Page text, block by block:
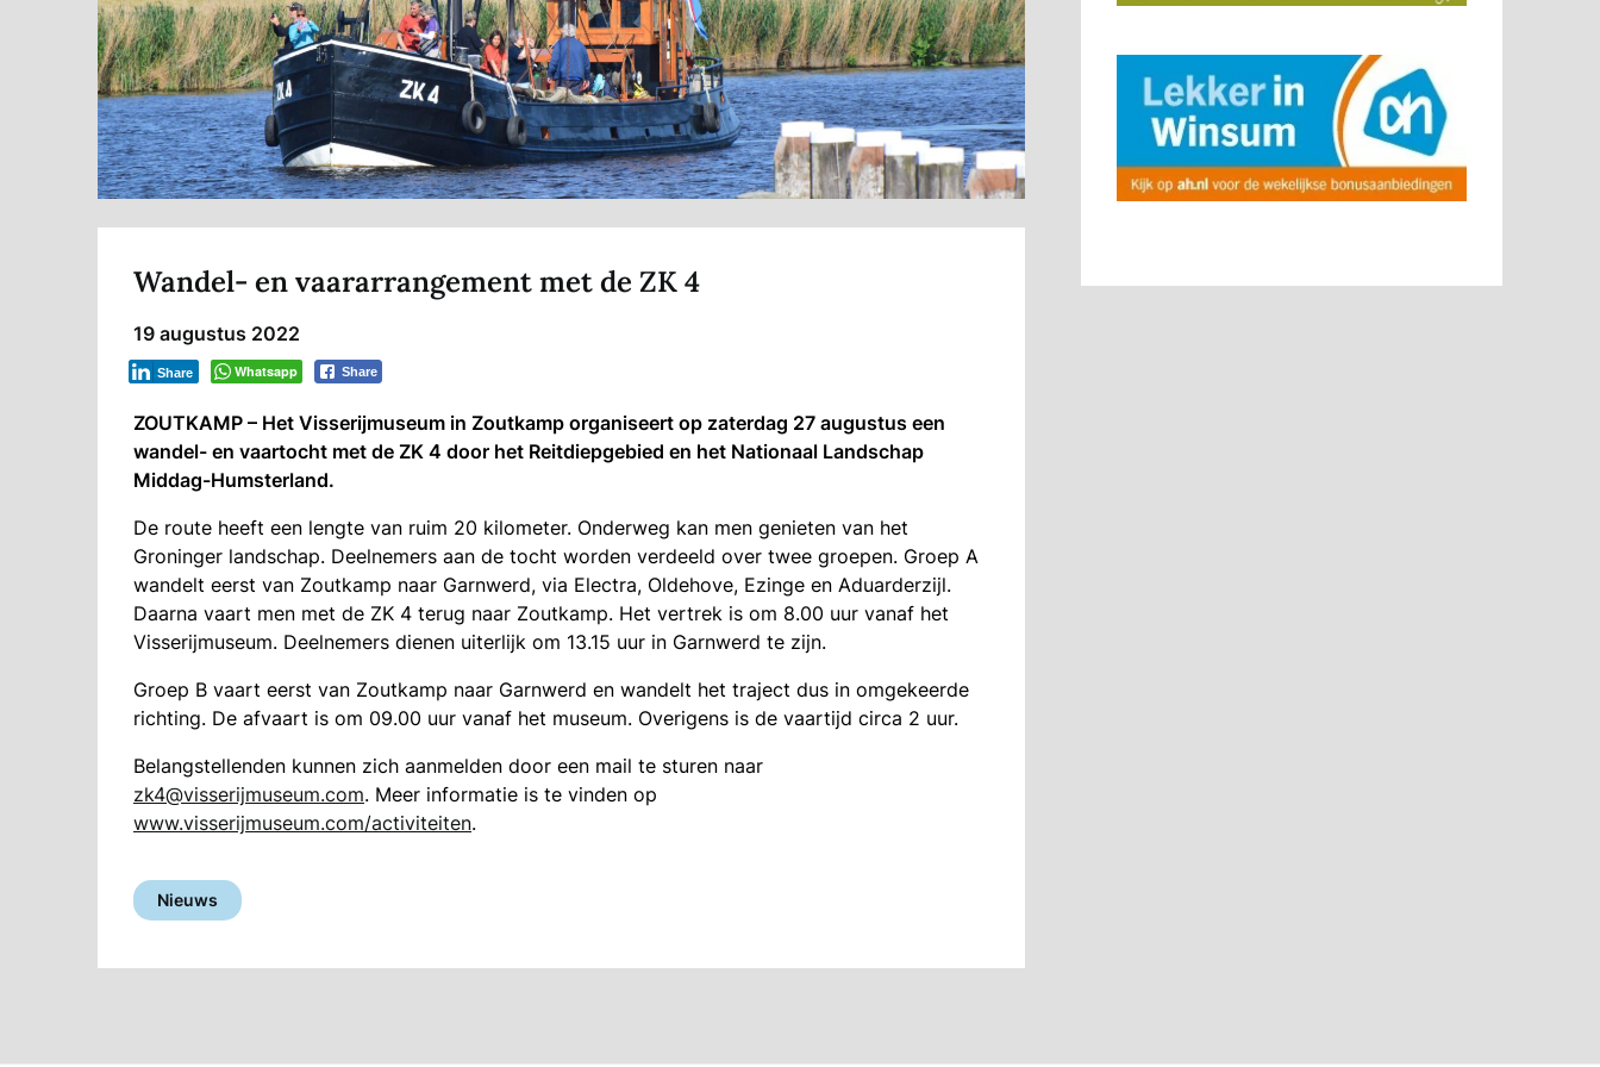
Wandel- en vaararrangement met de ZK 4
19 augustus 2022
Whatsapp Share
Share
ZOUTKAMP – Het Visserijmuseum in Zoutkamp organiseert op zaterdag 27 augustus een
wandel- en vaartocht met de ZK 4 door het Reitdiepgebied en het Nationaal Landschap
Middag-Humsterland.
De route heeft een lengte van ruim 20 kilometer. Onderweg kan men genieten van het
Groninger landschap. Deelnemers aan de tocht worden verdeeld over twee groepen. Groep A
wandelt eerst van Zoutkamp naar Garnwerd, via Electra, Oldehove, Ezinge en Aduarderzijl.
Daarna vaart men met de ZK 4 terug naar Zoutkamp. Het vertrek is om 8.00 uur vanaf het
Visserijmuseum. Deelnemers dienen uiterlijk om 13.15 uur in Garnwerd te zijn.
Groep B vaart eerst van Zoutkamp naar Garnwerd en wandelt het traject dus in omgekeerde
richting. De afvaart is om 09.00 uur vanaf het museum. Overigens is de vaartijd circa 2 uur.
Belangstellenden kunnen zich aanmelden door een mail te sturen naar
zk4@visserijmuseum.com. Meer informatie is te vinden op
www.visserijmuseum.com/activiteiten.
Nieuws